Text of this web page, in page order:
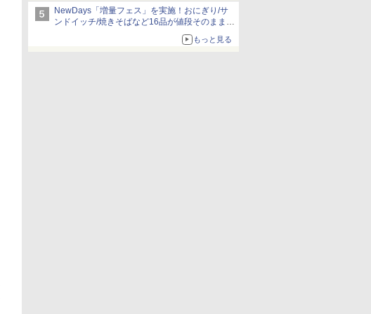
NewDays「増量フェス」を実施！おにぎり/サ
ンドイッチ/焼きそばなど16品が値段そのままで
もっと見る